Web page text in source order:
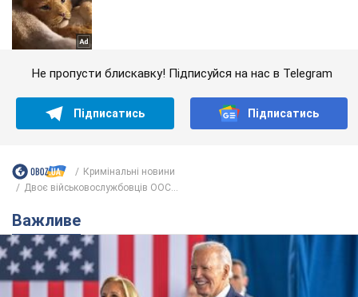
Не пропусти блискавку! Підписуйся на нас в Telegram
Підписатись Підписатись
Кримінальні новини
Двоє військовослужбовців ООС...
Важливе